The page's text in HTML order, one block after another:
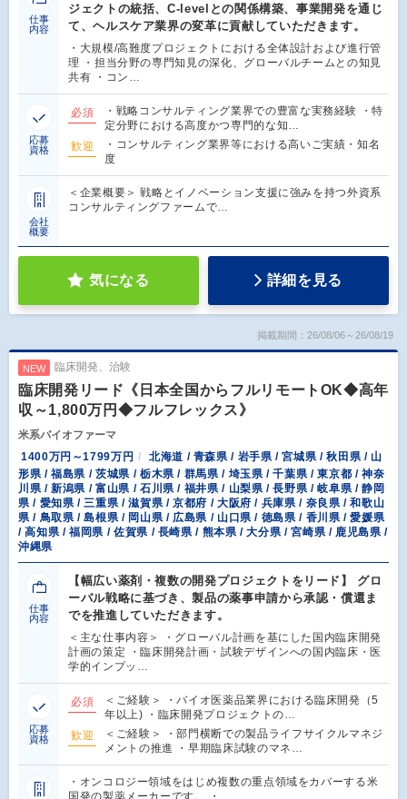
仕事
内容
ジェクトの統括、C-levelとの関係構築、事業開発を通じ
て、ヘルスケア業界の変革に貢献していただきます。
・大規模/高難度プロジェクトにおける全体設計および進行管
理 ・担当分野の専門知見の深化、グローバルチームとの知見
共有 ・コン…
応募
資格
必須
・戦略コンサルティング業界での豊富な実務経験 ・特
定分野における高度かつ専門的な知…
歓迎
・コンサルティング業界等における高いご実績・知名
度
会社
概要
＜企業概要＞ 戦略とイノベーション支援に強みを持つ外資系
コンサルティングファームで…
気になる 詳細を見る
掲載期間：26/08/06～26/08/19
NEW 臨床開発、治験
臨床開発リード《日本全国からフルリモートOK◆高年
収～1,800万円◆フルフレックス》
米系バイオファーマ
1400万円～1799万円
北海道 / 青森県 / 岩手県 / 宮城県 / 秋田県 / 山
形県 / 福島県 / 茨城県 / 栃木県 / 群馬県 / 埼玉県 / 千葉県 / 東京都 / 神奈
川県 / 新潟県 / 富山県 / 石川県 / 福井県 / 山梨県 / 長野県 / 岐阜県 / 静岡
県 / 愛知県 / 三重県 / 滋賀県 / 京都府 / 大阪府 / 兵庫県 / 奈良県 / 和歌山
県 / 鳥取県 / 島根県 / 岡山県 / 広島県 / 山口県 / 徳島県 / 香川県 / 愛媛県
/ 高知県 / 福岡県 / 佐賀県 / 長崎県 / 熊本県 / 大分県 / 宮崎県 / 鹿児島県 /
沖縄県
仕事
内容
【幅広い薬剤・複数の開発プロジェクトをリード】 グロ
ーバル戦略に基づき、製品の薬事申請から承認・償還ま
でを推進していただきます。
＜主な仕事内容＞ ・グローバル計画を基にした国内臨床開発
計画の策定 ・臨床開発計画・試験デザインへの国内臨床・医
学的インプッ…
応募
資格
必須
＜ご経験＞ ・バイオ医薬品業界における臨床開発（5
年以上) ・臨床開発プロジェクトの…
歓迎
＜ご経験＞ ・部門横断での製品ライフサイクルマネジ
メントの推進 ・早期臨床試験のマネ…
・オンコロジー領域をはじめ複数の重点領域をカバーする米
国発の製薬メーカーです。 ・…